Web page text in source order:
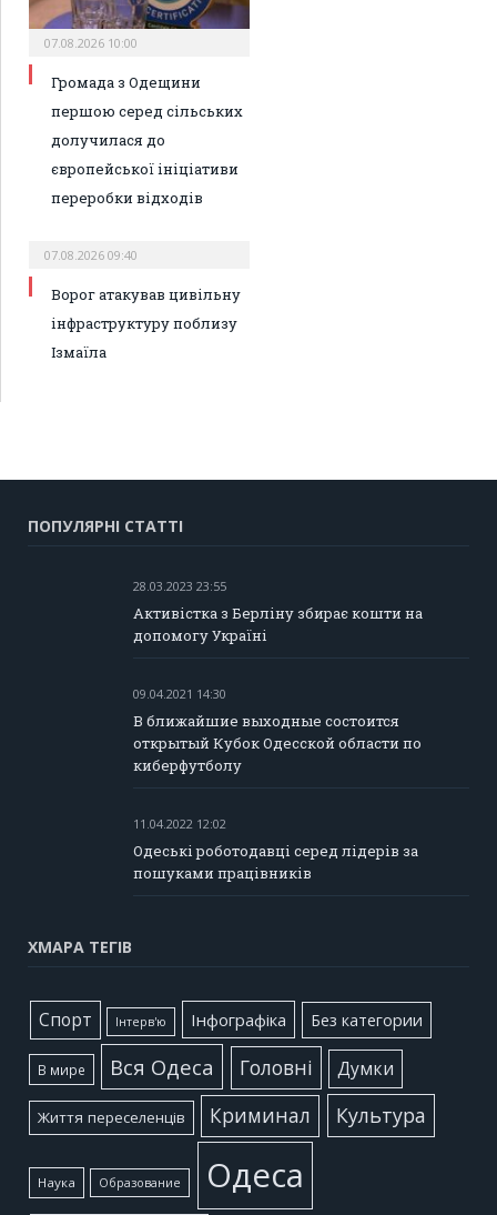
07.08.2026 10:00
Громада з Одещини
першою серед сільських
долучилася до
європейської ініціативи
переробки відходів
07.08.2026 09:40
Ворог атакував цивільну
інфраструктуру поблизу
Ізмаїла
ПОПУЛЯРНІ СТАТТІ
28.03.2023 23:55
Активістка з Берліну збирає кошти на
допомогу Україні
09.04.2021 14:30
В ближайшие выходные состоится
открытый Кубок Одесской области по
киберфутболу
11.04.2022 12:02
Одеські роботодавці серед лідерів за
пошуками працівників
ХМАРА ТЕГІВ
Cпорт Інтерв'ю Інфографіка Без категории
В мире Вся Одеса Головні Думки
Життя переселенців Криминал Культура
Наука Образование Одеса